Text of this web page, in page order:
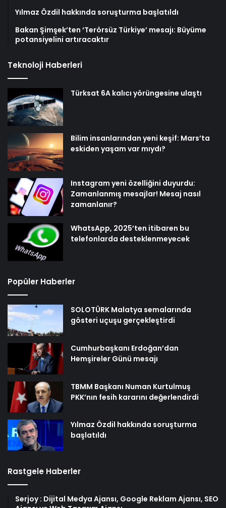
Yılmaz Özdil hakkında soruşturma başlatıldı
Bakan Şimşek’ten ‘Terörsüz Türkiye’ mesajı: Büyüme
potansiyelini artıracaktır
Teknoloji Haberleri
Türksat 6A kalıcı yörüngesine ulaştı
Bilim insanlarından yeni keşif: Mars’ta
eskiden yaşam var mıydı?
Instagram yeni özelliğini duyurdu:
Zamanlanmış mesajlar! Mesaj nasıl
zamanlanır?
WhatsApp, 2025’ten itibaren bu
telefonlarda desteklenmeyecek
Popüler Haberler
SOLOTÜRK Malatya semalarında
gösteri uçuşu gerçekleştirdi
Cumhurbaşkanı Erdoğan’dan
Hemşireler Günü mesajı
TBMM Başkanı Numan Kurtulmuş
PKK’nın fesih kararını değerlendirdi
Yılmaz Özdil hakkında soruşturma
başlatıldı
Rastgele Haberler
Serjoy : Dijital Medya Ajansı, Google Reklam Ajansı, SEO